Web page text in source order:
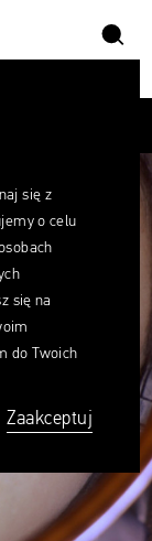
szukaj
się z
o celu
się na
do Twoich
Zaakceptuj